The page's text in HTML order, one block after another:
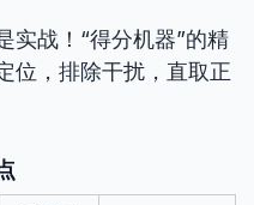
实战！“得分机器”的精
位，排除干扰，直取正